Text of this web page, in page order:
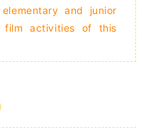
and junior
film activities of this